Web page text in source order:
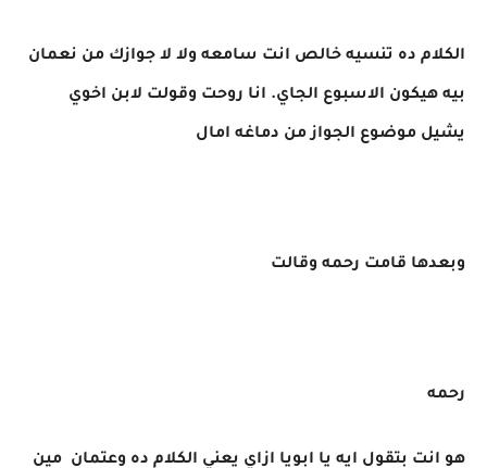
الكلام ده تنسيه خالص انت سامعه ولا لا جوازك من نعمان
بيه هيكون الاسبوع الجاي. انا روحت وقولت لابن اخوي
يشيل موضوع الجواز من دماغه امال
وبعدها قامت رحمه وقالت
رحمه
هو انت بتقول ايه يا ابويا ازاي يعني الكلام ده وعتمان مين